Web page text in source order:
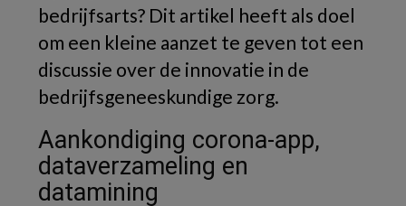
bedrijfsarts? Dit artikel heeft als doel
om een kleine aanzet te geven tot een
discussie over de innovatie in de
bedrijfsgeneeskundige zorg.
Aankondiging corona-app,
dataverzameling en
datamining